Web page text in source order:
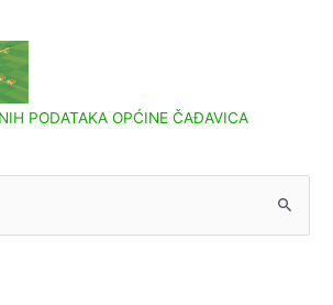
PODATAKA OPĆINE ČAĐAVICA